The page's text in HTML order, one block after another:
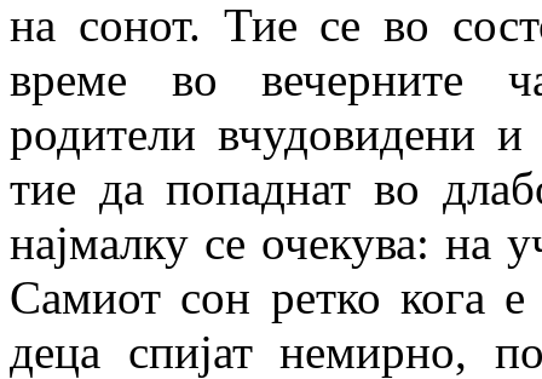
на сонот. Тие се во
време во вечерните
родители вчудовидени
тие да попаднат во
најмалку се очекува: на
Самиот сон ретко кога
деца спијат немирно,